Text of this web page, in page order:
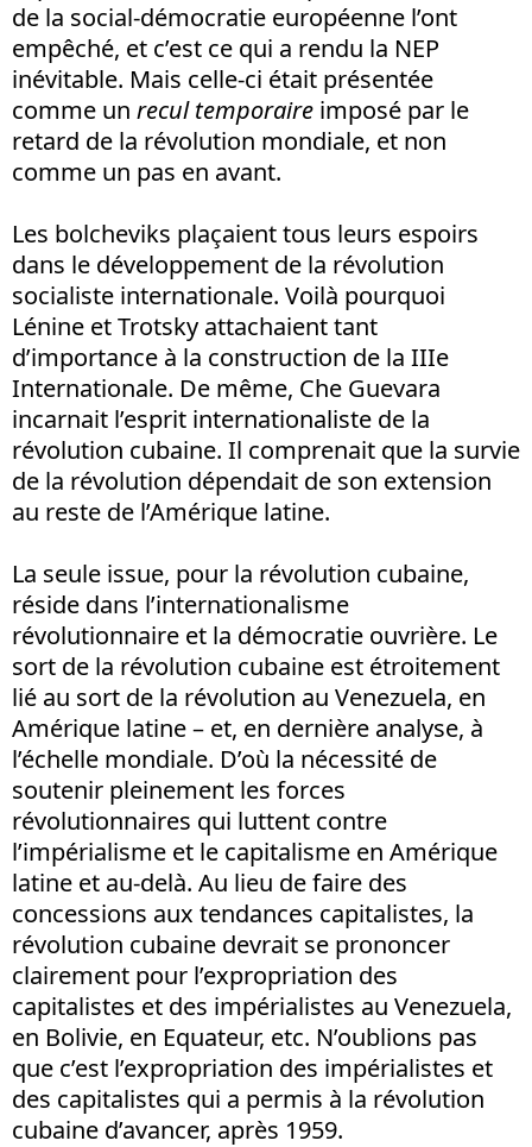
de la social-démocratie européenne l’ont
empêché, et c’est ce qui a rendu la NEP
inévitable. Mais celle-ci était présentée
comme un recul temporaire imposé par le
retard de la révolution mondiale, et non
comme un pas en avant.
Les bolcheviks plaçaient tous leurs espoirs
dans le développement de la révolution
socialiste internationale. Voilà pourquoi
Lénine et Trotsky attachaient tant
d’importance à la construction de la IIIe
Internationale. De même, Che Guevara
incarnait l’esprit internationaliste de la
révolution cubaine. Il comprenait que la survie
de la révolution dépendait de son extension
au reste de l’Amérique latine.
La seule issue, pour la révolution cubaine,
réside dans l’internationalisme
révolutionnaire et la démocratie ouvrière. Le
sort de la révolution cubaine est étroitement
lié au sort de la révolution au Venezuela, en
Amérique latine – et, en dernière analyse, à
l’échelle mondiale. D’où la nécessité de
soutenir pleinement les forces
révolutionnaires qui luttent contre
l’impérialisme et le capitalisme en Amérique
latine et au-delà. Au lieu de faire des
concessions aux tendances capitalistes, la
révolution cubaine devrait se prononcer
clairement pour l’expropriation des
capitalistes et des impérialistes au Venezuela,
en Bolivie, en Equateur, etc. N’oublions pas
que c’est l’expropriation des impérialistes et
des capitalistes qui a permis à la révolution
cubaine d’avancer, après 1959.